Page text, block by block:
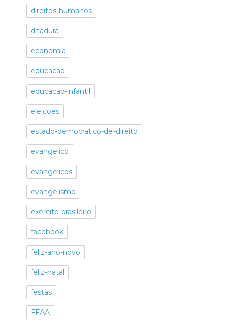
direitos-humanos
ditadura
economia
educacao
educacao-infantil
eleicoes
estado-democratico-de-direito
evangelico
evangelicos
evangelismo
exercito-brasileiro
facebook
feliz-ano-novo
feliz-natal
festas
FFAA